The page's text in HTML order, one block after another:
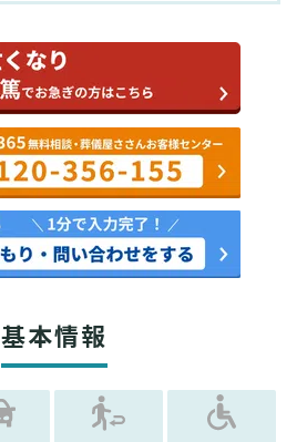
基本情報